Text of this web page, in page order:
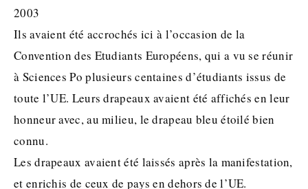
2003
Ils avaient été accrochés ici à l’occasion de la
Convention des Etudiants Européens, qui a vu se réunir
à Sciences Po plusieurs centaines d’étudiants issus de
toute l’UE. Leurs drapeaux avaient été affichés en leur
honneur avec, au milieu, le drapeau bleu étoilé bien
connu.
Les drapeaux avaient été laissés après la manifestation,
et enrichis de ceux de pays en dehors de l’UE.